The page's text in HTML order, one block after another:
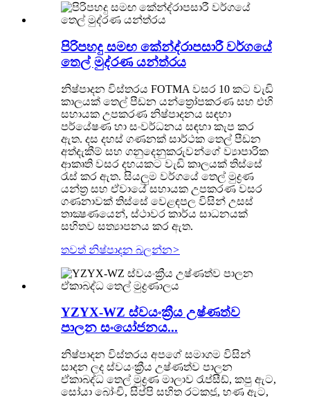
පිරිපහදු සමඟ කේන්ද්රාපසාරී වර්ගයේ
තෙල් මුද්රණ යන්ත්රය
නිෂ්පාදන විස්තරය FOTMA වසර 10 කට වැඩි
කාලයක් තෙල් පීඩන යන්ත්‍රෝපකරණ සහ එහි
සහායක උපකරණ නිෂ්පාදනය සඳහා
පර්යේෂණ හා සංවර්ධනය සඳහා කැප කර
ඇත. දස දහස් ගණනක් සාර්ථක තෙල් පීඩන
අත්දැකීම් සහ ගනුදෙනුකරුවන්ගේ ව්‍යාපාරික
ආකෘති වසර දහයකට වැඩි කාලයක් තිස්සේ
රැස් කර ඇත. සියලුම වර්ගයේ තෙල් මුද්‍රණ
යන්ත්‍ර සහ ඒවායේ සහායක උපකරණ වසර
ගණනාවක් තිස්සේ වෙළඳපල විසින් උසස්
තාක්‍ෂණයෙන්, ස්ථාවර කාර්ය සාධනයක්
සහිතව සත්‍යාපනය කර ඇත.
තවත් නිෂ්පාදන බලන්න>
YZYX-WZ ස්වයංක්‍රීය උෂ්ණත්ව
පාලන සංයෝජනය...
නිෂ්පාදන විස්තරය අපගේ සමාගම විසින්
සාදන ලද ස්වයංක්‍රීය උෂ්ණත්ව පාලන
ඒකාබද්ධ තෙල් මුද්‍රණ මාලාව රැප්සීඩ්, කපු ඇට,
සෝයා බෝංචි, සිප්පි සහිත රටකජු, හණ ඇට,